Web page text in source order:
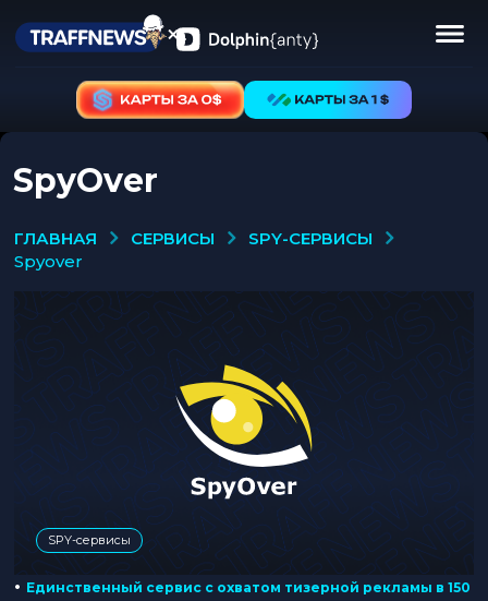
SpyOver
ГЛАВНАЯ СЕРВИСЫ
SPY-СЕРВИСЫ
spyover
SPY-сервисы
• Единственный сервис с охватом тизерной рекламы в 150